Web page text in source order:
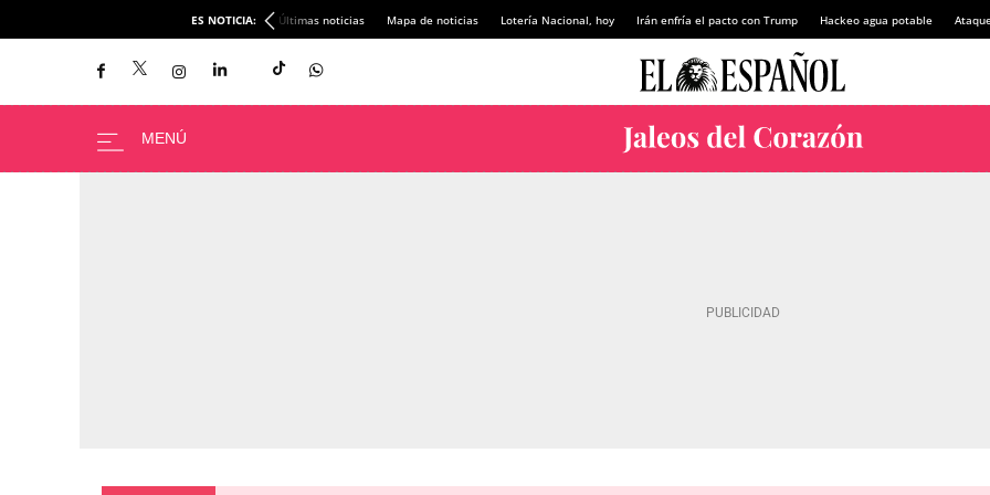
ES NOTICIA: Últimas noticias Mapa de noticias Lotería Nacional, hoy Irán enfría el pacto con Trump Hackeo agua potable